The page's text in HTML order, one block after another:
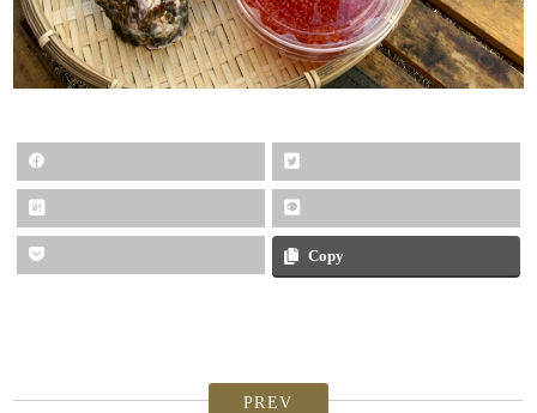
Copy
PREV